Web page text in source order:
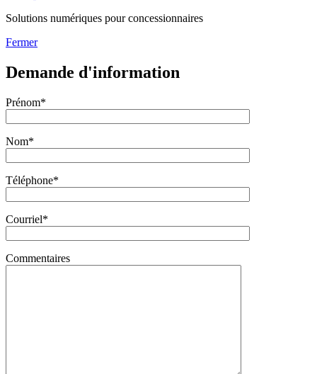
Solutions numériques pour concessionnaires
Fermer
Demande d'information
Prénom*
Nom*
Téléphone*
Courriel*
Commentaires